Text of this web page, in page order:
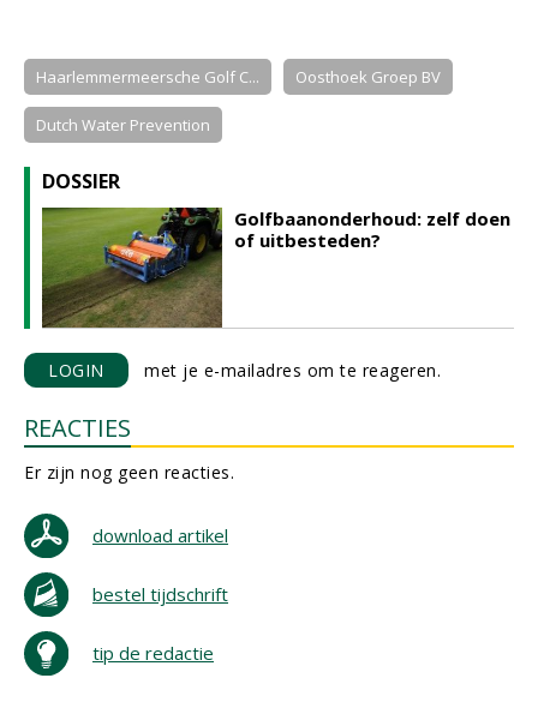
Haarlemmermeersche Golf C... Oosthoek Groep BV
Dutch Water Prevention
DOSSIER
Golfbaanonderhoud: zelf doen
of uitbesteden?
LOGIN met je e-mailadres om te reageren.
REACTIES
Er zijn nog geen reacties.
download artikel
bestel tijdschrift
tip de redactie